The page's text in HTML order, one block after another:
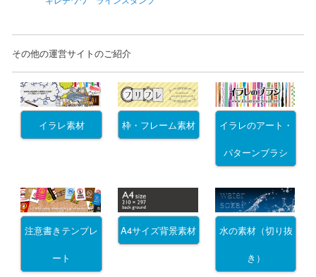
その他の運営サイトのご紹介
イラレ素材 枠・フレーム素材 イラレのアート・
パターンブラシ
注意書きテンプレ
ート
A4サイズ背景素材 水の素材（切り抜
き）